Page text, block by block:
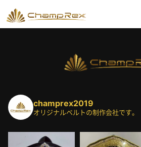
champrex2019
オリジナルベルトの制作会社です。